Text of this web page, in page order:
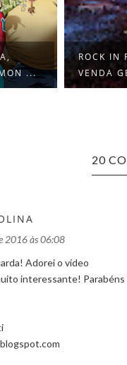
...
ROCK IN
VENDA
20
2016 às 06:08
Adorei o vídeo
interessante!